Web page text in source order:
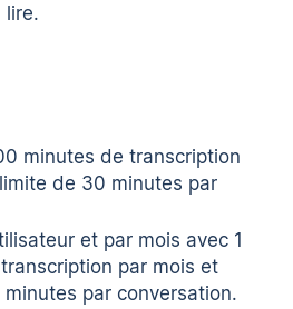
lire.
minutes de transcription
de 30 minutes par
et par mois avec 1
par mois et
par conversation.